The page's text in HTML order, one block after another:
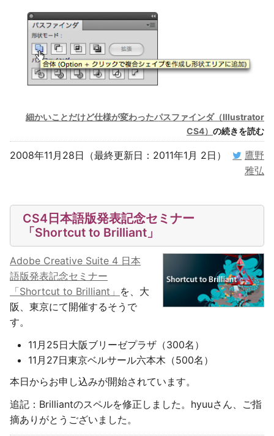
細かいことだけど仕様が変わったパスファインダ（Illustrator
CS4） の続きを読む
2008年11月28日（最終更新日：2011年1月 2日）
鷹野
雅弘
CS4日本語版発表記念セミナー
「Shortcut to Brilliant」
Adobe Creative Suite 4 日本
語版発表記念セミナー
「Shortcut to Brilliant」 を、大
阪、東京にて開催するそうで
す。
11月25日大阪ブリーゼプラザ（300名）
11月27日東京ベルサール六本木（500名）
本日からお申し込みが開始されています。
追記：Brilliantのスペルを修正しました。hyuuさん、ご指
摘ありがとうございました。